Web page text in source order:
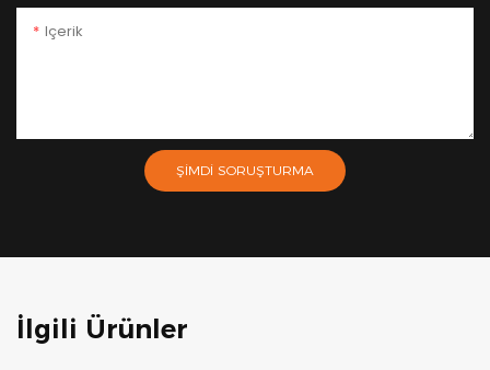
Içerik
ŞIMDI SORUŞTURMA
İlgili Ürünler